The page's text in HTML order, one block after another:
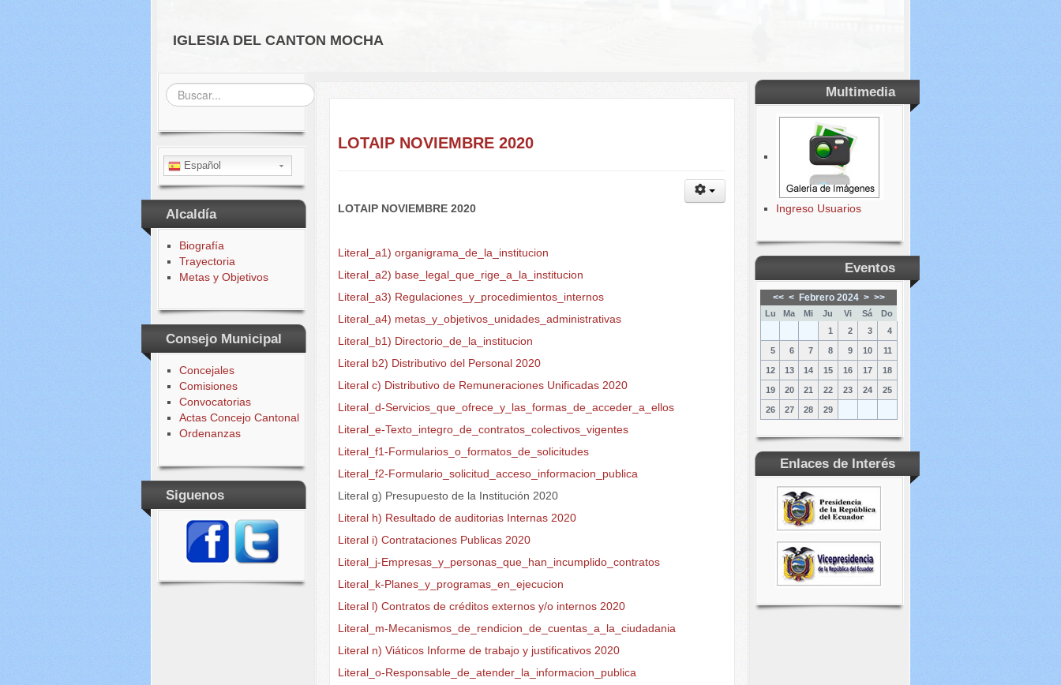
IGLESIA DEL CANTON MOCHA
Buscar...
Español
Alcaldía
Biografía
Trayectoria
Metas y Objetivos
Consejo Municipal
Concejales
Comisiones
Convocatorias
Actas Concejo Cantonal
Ordenanzas
Siguenos
LOTAIP NOVIEMBRE 2020
LOTAIP NOVIEMBRE 2020
Literal_a1) organigrama_de_la_institucion
Literal_a2) base_legal_que_rige_a_la_institucion
Literal_a3) Regulaciones_y_procedimientos_internos
Literal_a4) metas_y_objetivos_unidades_administrativas
Literal_b1) Directorio_de_la_institucion
Literal b2) Distributivo del Personal 2020
Literal c) Distributivo de Remuneraciones Unificadas 2020
Literal_d-Servicios_que_ofrece_y_las_formas_de_acceder_a_ellos
Literal_e-Texto_integro_de_contratos_colectivos_vigentes
Literal_f1-Formularios_o_formatos_de_solicitudes
Literal_f2-Formulario_solicitud_acceso_informacion_publica
Literal g) Presupuesto de la Institución 2020
Literal h) Resultado de auditorias Internas 2020
Literal i) Contrataciones Publicas 2020
Literal_j-Empresas_y_personas_que_han_incumplido_contratos
Literal_k-Planes_y_programas_en_ejecucion
Literal l) Contratos de créditos externos y/o internos 2020
Literal_m-Mecanismos_de_rendicion_de_cuentas_a_la_ciudadania
Literal n) Viáticos Informe de trabajo y justificativos 2020
Literal_o-Responsable_de_atender_la_informacion_publica
Multimedia
Ingreso Usuarios
Eventos
<< < Febrero 2024 > >>
Lu Ma Mi Ju Vi Sá
Do
1
2 3 4
5 6 7 8 9 10 11
12 13 14 15 16 17 18
19 20 21 22 23 24 25
26 27 28 29
Enlaces de Interés